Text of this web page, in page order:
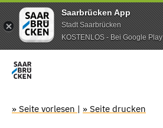
Saarbrücken App
Stadt Saarbrücken
KOSTENLOS - Bei Google Play
» Seite vorlesen | » Seite drucken